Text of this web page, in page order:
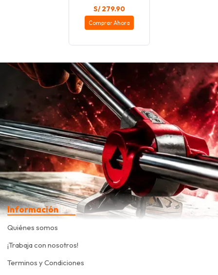
S/ 279.90
Comprar Ahora
Información
Quiénes somos
¡Trabaja con nosotros!
Terminos y Condiciones